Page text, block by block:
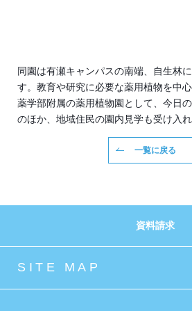
同園は有瀬キャンパスの南端、自生林
す。教育や研究に必要な薬用植物を中
薬学部附属の薬用植物園として、今日
のほか、地域住民の園内見学も受け入れ
一覧に戻る
資料請求